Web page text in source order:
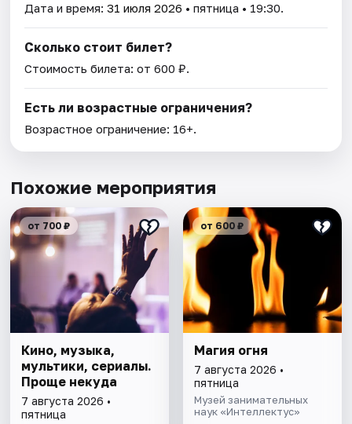
Дата и время:31 июля 2026 • пятница • 19:30.
Сколько стоит билет?
Стоимость билета: от 600 ₽.
Есть ли возрастные ограничения?
Возрастное ограничение: 16+.
Похожие мероприятия
от 700 ₽
Кино, музыка,
мультики, сериалы.
Проще некуда
7 августа 2026 •
пятница
от 600 ₽
Магия огня
7 августа 2026 •
пятница
Музей занимательных
наук «Интеллектус»